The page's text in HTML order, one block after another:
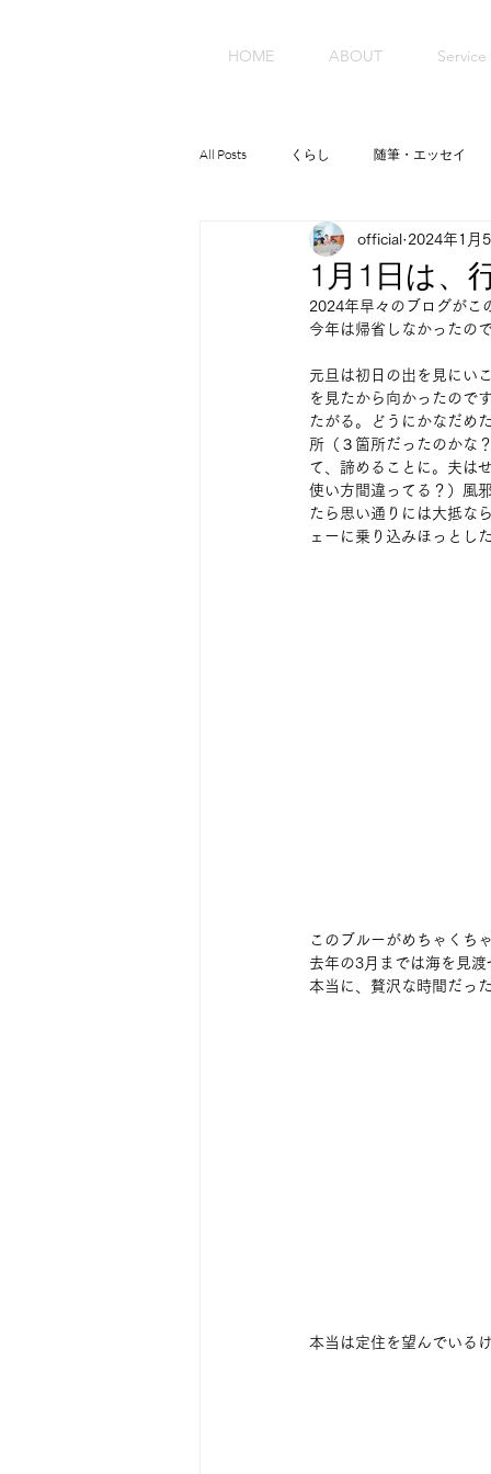
HOME ABOUT Service
All Posts くらし 随筆・エッセイ
1月1日は、
official 2024年1月5
2024年早々のブログがこ
今年は帰省しなかったの
元旦は初日の出を見にい
を見たから向かったので
たがる。どうにかなだめ
所（３箇所だったのかな
て、諦めることに。夫は
使い方間違ってる？）風
たら思い通りには大抵な
ェーに乗り込みほっとし
このブルーがめちゃくちゃ
去年の3月までは海を見
本当に、贅沢な時間だっ
本当は定住を望んでいる